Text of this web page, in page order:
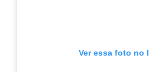
Ver essa foto no